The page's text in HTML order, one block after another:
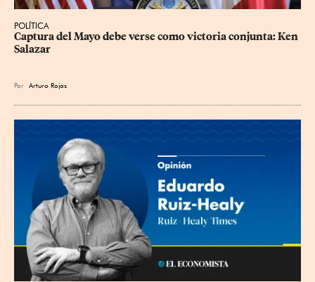
POLÍTICA
Captura del Mayo debe verse como victoria conjunta: Ken
Salazar
Por Arturo Rojas